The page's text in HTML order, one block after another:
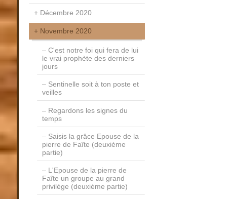
Décembre 2020
Novembre 2020
C'est notre foi qui fera de lui
le vrai prophète des derniers
jours
Sentinelle soit à ton poste et
veilles
Regardons les signes du
temps
Saisis la grâce Epouse de la
pierre de Faîte (deuxième
partie)
L'Epouse de la pierre de
Faîte un groupe au grand
privilège (deuxième partie)